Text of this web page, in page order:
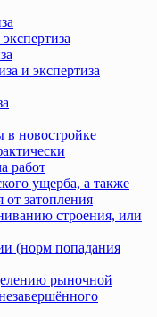
и экспертиза
в новостройке
работ
ущерба, а также
от затопления
строения, или
(норм попадания
рыночной